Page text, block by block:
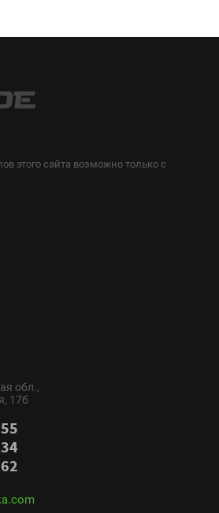
этого сайта возможно только с
обл.,
17б